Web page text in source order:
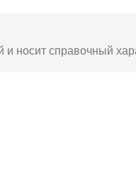
носит справочный